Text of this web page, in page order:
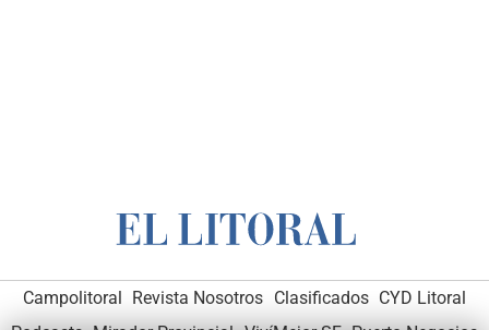
Campolitoral Revista Nosotros Clasificados CYD Litoral